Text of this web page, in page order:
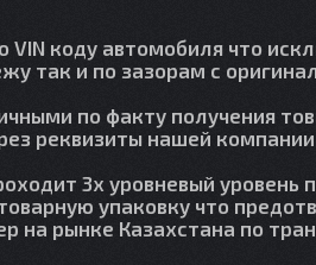
коду автомобиля что
так и по зазорам с
по факту получения
реквизиты нашей
3х уровневый уровень
упаковку что
на рынке Казахстана по